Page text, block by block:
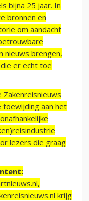
bijna 25 jaar. In
bronnen en
om aandacht
nieuws brengen,
er echt toe
toewijding aan het
lezers die graag
krijg